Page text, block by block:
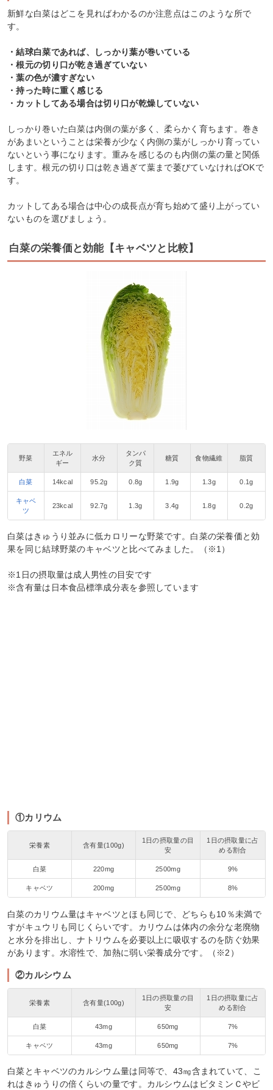
新鮮な白菜はどこを見ればわかるのか注意点はこのような所で
す。
・結球白菜であれば、しっかり葉が巻いている
・根元の切り口が乾き過ぎていない
・葉の色が濃すぎない
・持った時に重く感じる
・カットしてある場合は切り口が乾燥していない
しっかり巻いた白菜は内側の葉が多く、柔らかく育ちます。巻き
があまいということは栄養が少なく内側の葉がしっかり育ってい
ないという事になります。重みを感じるのも内側の葉の量と関係
します。根元の切り口は乾き過ぎて葉まで萎びていなければOKで
す。
カットしてある場合は中心の成長点が育ち始めて盛り上がってい
ないものを選びましょう。
白菜の栄養価と効能【キャベツと比較】
野菜
エネル
ギー
水分
タンパ
ク質
糖質 食物繊維 脂質
白菜 14kcal 95.2g 0.8g 1.9g 1.3g 0.1g
キャベ
ツ
23kcal 92.7g 1.3g 3.4g 1.8g 0.2g
白菜はきゅうり並みに低カロリーな野菜です。白菜の栄養価と効
果を同じ結球野菜のキャベツと比べてみました。（※1）
※1日の摂取量は成人男性の目安です
※含有量は日本食品標準成分表を参照しています
①カリウム
栄養素 含有量(100g)
1日の摂取量の目
安
1日の摂取量に占
める割合
白菜 220mg 2500mg 9%
キャベツ 200mg 2500mg 8%
白菜のカリウム量はキャベツとほも同じで、どちらも10％未満で
すがキュウリも同じくらいです。カリウムは体内の余分な老廃物
と水分を排出し、ナトリウムを必要以上に吸収するのを防ぐ効果
があります。水溶性で、加熱に弱い栄養成分です。（※2）
②カルシウム
栄養素 含有量(100g)
1日の摂取量の目
安
1日の摂取量に占
める割合
白菜 43mg 650mg 7%
キャベツ 43mg 650mg 7%
白菜とキャベツのカルシウム量は同等で、43㎎含まれていて、こ
れはきゅうりの倍くらいの量です。カルシウムはビタミンＣやビ